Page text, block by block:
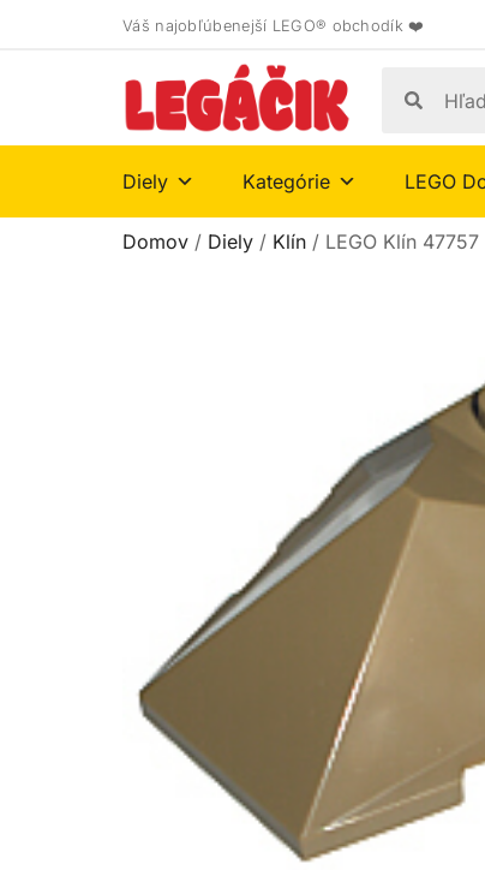
Váš najobľúbenejší LEGO® obchodík ❤️
Diely Kategórie LEGO
Domov / Diely / Klín / LEGO Klín